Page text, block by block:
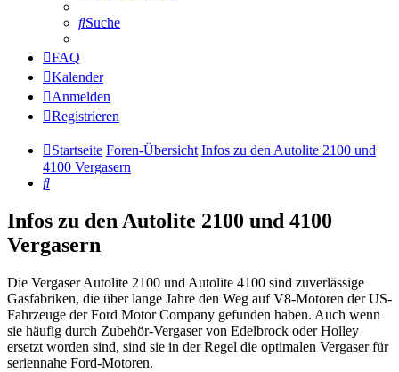
Suche
FAQ
Kalender
Anmelden
Registrieren
Startseite Foren-Übersicht Infos zu den Autolite 2100 und
4100 Vergasern
Suche
Infos zu den Autolite 2100 und 4100
Vergasern
Die Vergaser Autolite 2100 und Autolite 4100 sind zuverlässige
Gasfabriken, die über lange Jahre den Weg auf V8-Motoren der US-
Fahrzeuge der Ford Motor Company gefunden haben. Auch wenn
sie häufig durch Zubehör-Vergaser von Edelbrock oder Holley
ersetzt worden sind, sind sie in der Regel die optimalen Vergaser für
seriennahe Ford-Motoren.